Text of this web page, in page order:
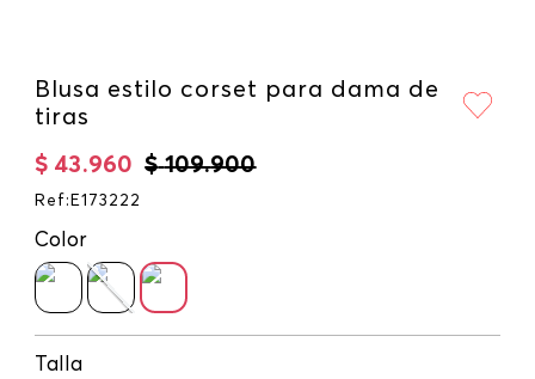
Blusa estilo corset para dama de
tiras
$ 109.900
$ 43.960
Ref : E173222
Color
Talla